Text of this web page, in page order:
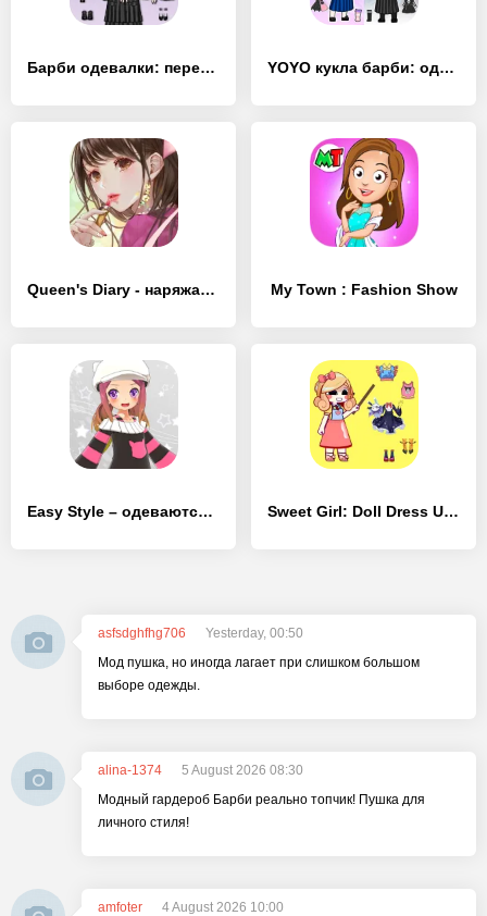
Барби одевалки: переодевалки YOYO кукла барби: одевалки
Queen's Diary - наряжаться My Town : Fashion Show
Easy Style – одеваются игры (Dress Up Game) Sweet Girl: Doll Dress Up ASMR
asfsdghfhg706
Yesterday, 00:50
Мод пушка, но иногда лагает при слишком большом
выборе одежды.
alina-1374
5 August 2026 08:30
Модный гардероб Барби реально топчик! Пушка для
личного стиля!
amfoter
4 August 2026 10:00